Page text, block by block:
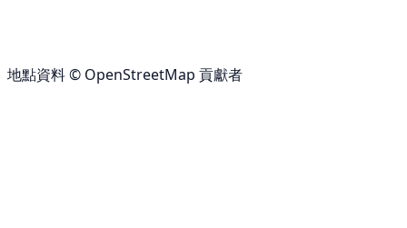
地點資料 © OpenStreetMap 貢獻者